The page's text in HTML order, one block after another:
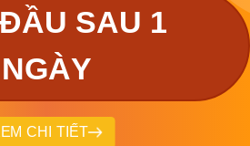
SAU 1
NGÀY
CHI TIẾT